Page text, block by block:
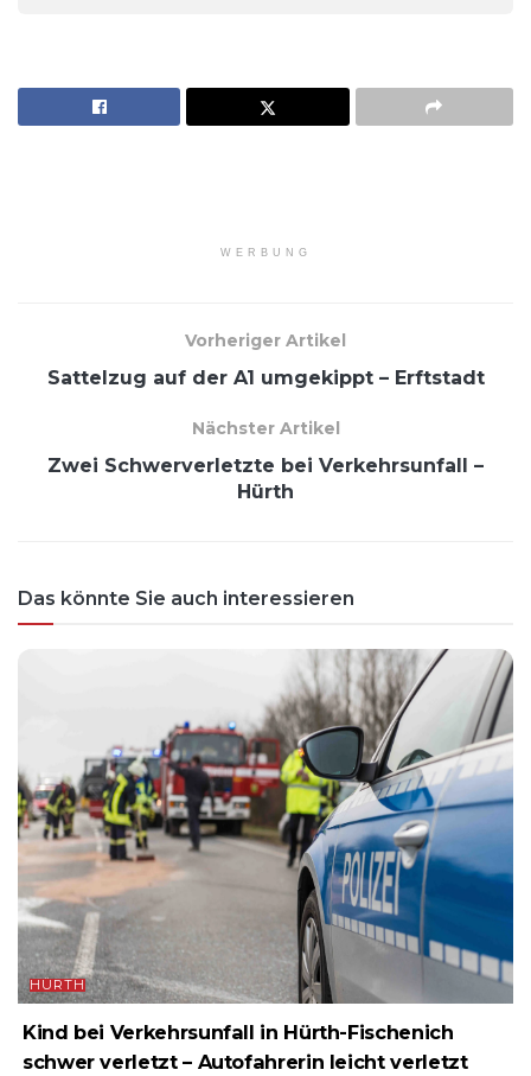
WERBUNG
Vorheriger Artikel
Sattelzug auf der A1 umgekippt – Erftstadt
Nächster Artikel
Zwei Schwerverletzte bei Verkehrsunfall –
Hürth
Das könnte Sie auch interessieren
HÜRTH
Kind bei Verkehrsunfall in Hürth-Fischenich
schwer verletzt – Autofahrerin leicht verletzt